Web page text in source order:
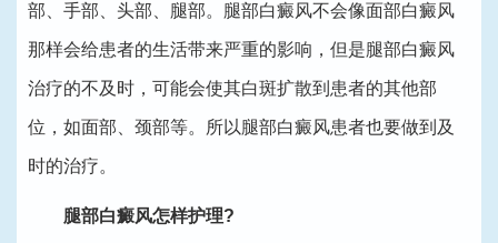
部、手部、头部、腿部。腿部白癜风不会像面部白癜风
那样会给患者的生活带来严重的影响，但是腿部白癜风
治疗的不及时，可能会使其白斑扩散到患者的其他部
位，如面部、颈部等。所以腿部白癜风患者也要做到及
时的治疗。
腿部白癜风怎样护理?